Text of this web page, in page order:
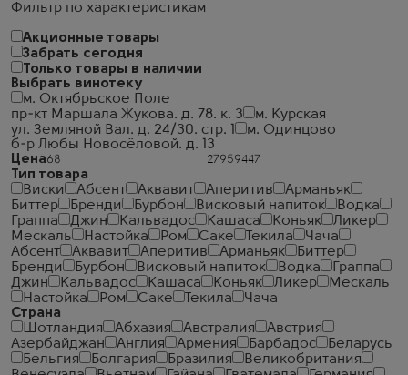
Фильтр по характеристикам
Акционные товары
Забрать сегодня
Только товары в наличии
Выбрать винотеку
м. Октябрьское Поле
пр-кт Маршала Жукова. д. 78. к. 3
м. Курская
ул. Земляной Вал. д. 24/30. стр. 1
м. Одинцово
б-р Любы Новосёловой. д. 13
Цена
Тип товара
Виски
Абсент Аквавит Аперитив
Арманьяк
Биттер
Бренди Бурбон Висковый напиток
Водка
Граппа
Джин Кальвадос Кашаса Коньяк
Ликер
Мескаль
Настойка Ром Саке Текила
Чача
Абсент
Аквавит Аперитив Арманьяк
Биттер
Бренди
Бурбон Висковый напиток Водка
Граппа
Джин
Кальвадос Кашаса Коньяк Ликер
Мескаль
Настойка
Ром Саке Текила
Чача
Страна
Шотландия
Абхазия Австралия
Австрия
Азербайджан
Англия Армения Барбадос
Беларусь
Бельгия
Болгария Бразилия
Великобритания